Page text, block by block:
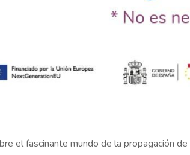
el fascinante mundo de la propagación